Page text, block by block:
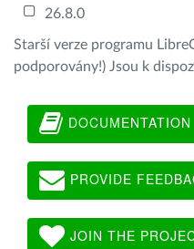
26.8.0
Starší verze programu
podporovány!) Jsou k
DOCUMENTATION
PROVIDE
JOIN THE